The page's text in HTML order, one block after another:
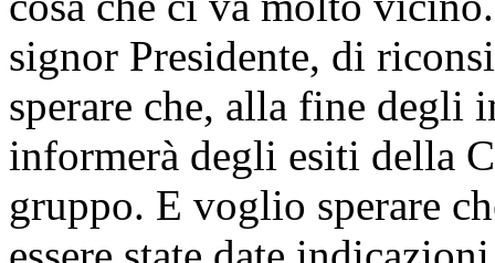
signor Presidente, di
sperare che, alla fine degli
informerà degli esiti della
gruppo. E voglio sperare